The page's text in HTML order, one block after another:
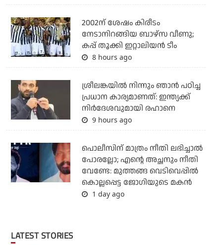
2002ന് ശേഷം കിരീടം
നേടാനിറങ്ങിയ ബാഴ്സ വീണു;
കപ്പ് തൂക്കി ഇറ്റാലിയൻ ടീം
8 hours ago
ശ്രീലങ്കയില്‍ നിന്നും ഞാന്‍ പഠിച്ച
പ്രധാന കാര്യമാണത്: ഇന്ത്യക്ക്
നിര്‍ദേശവുമായി രഹാനെ
9 hours ago
പൊലീസിന് മാത്രം നീതി ലഭിച്ചാല്‍
പോരല്ലോ; എന്റെ അച്ഛനും നീതി
വേണ്ടേ: മുത്തങ്ങ വെടിവെപ്പില്‍
കൊല്ലപ്പെട്ട ജോഗിയുടെ മകന്‍
1 day ago
LATEST STORIES